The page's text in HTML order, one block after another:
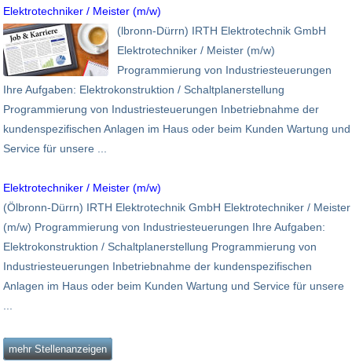
Elektrotechniker / Meister (m/w)
(lbronn-Dürrn) IRTH Elektrotechnik GmbH
Elektrotechniker / Meister (m/w)
Programmierung von Industriesteuerungen
Ihre Aufgaben: Elektrokonstruktion / Schaltplanerstellung
Programmierung von Industriesteuerungen Inbetriebnahme der
kundenspezifischen Anlagen im Haus oder beim Kunden Wartung und
Service für unsere ...
Elektrotechniker / Meister (m/w)
(Ölbronn-Dürrn) IRTH Elektrotechnik GmbH Elektrotechniker / Meister
(m/w) Programmierung von Industriesteuerungen Ihre Aufgaben:
Elektrokonstruktion / Schaltplanerstellung Programmierung von
Industriesteuerungen Inbetriebnahme der kundenspezifischen
Anlagen im Haus oder beim Kunden Wartung und Service für unsere
mehr Stellenanzeigen